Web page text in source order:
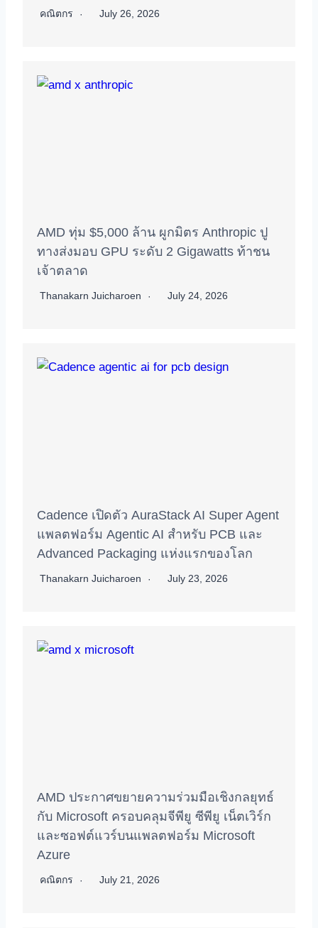
คณิตกร July 26, 2026
AMD ทุ่ม $5,000 ล้าน ผูกมิตร Anthropic ปู
ทางส่งมอบ GPU ระดับ 2 Gigawatts ท้าชน
เจ้าตลาด
Thanakarn Juicharoen July 24, 2026
Cadence เปิดตัว AuraStack AI Super Agent
แพลตฟอร์ม Agentic AI สำหรับ PCB และ
Advanced Packaging แห่งแรกของโลก
Thanakarn Juicharoen July 23, 2026
AMD ประกาศขยายความร่วมมือเชิงกลยุทธ์
กับ Microsoft ครอบคลุมจีพียู ซีพียู เน็ตเวิร์ก
และซอฟต์แวร์บนแพลตฟอร์ม Microsoft
Azure
คณิตกร July 21, 2026